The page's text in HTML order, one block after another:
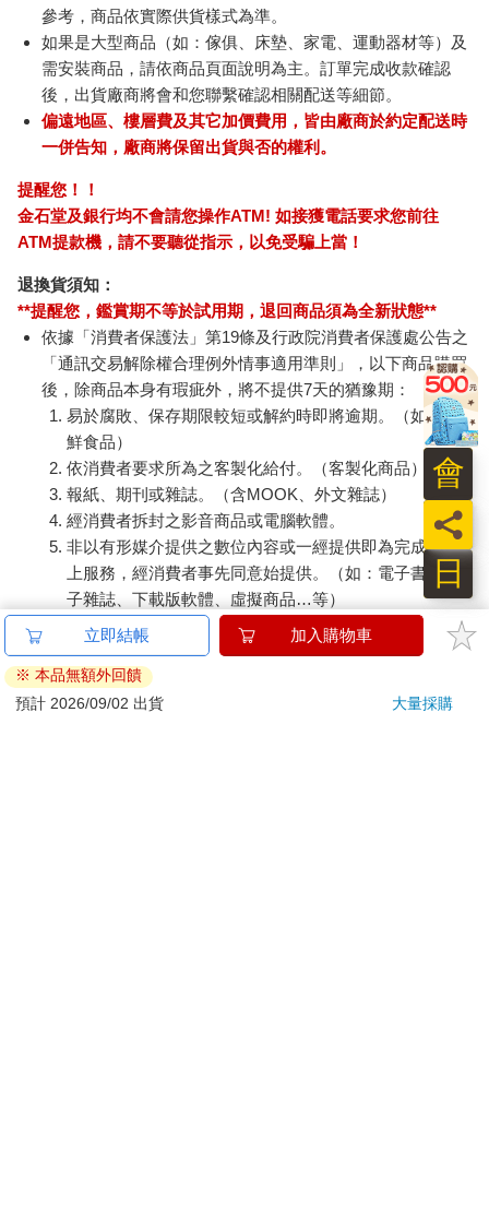
參考，商品依實際供貨樣式為準。
如果是大型商品（如：傢俱、床墊、家電、運動器材等）及
需安裝商品，請依商品頁面說明為主。訂單完成收款確認
後，出貨廠商將會和您聯繫確認相關配送等細節。
偏遠地區、樓層費及其它加價費用，皆由廠商於約定配送時
一併告知，廠商將保留出貨與否的權利。
提醒您！！
金石堂及銀行均不會請您操作ATM! 如接獲電話要求您前往
ATM提款機，請不要聽從指示，以免受騙上當！
退換貨須知：
**提醒您，鑑賞期不等於試用期，退回商品須為全新狀態**
依據「消費者保護法」第19條及行政院消費者保護處公告之
「通訊交易解除權合理例外情事適用準則」，以下商品購買
後，除商品本身有瑕疵外，將不提供7天的猶豫期：
易於腐敗、保存期限較短或解約時即將逾期。（如：生
鮮食品）
依消費者要求所為之客製化給付。（客製化商品）
報紙、期刊或雜誌。（含MOOK、外文雜誌）
經消費者拆封之影音商品或電腦軟體。
非以有形媒介提供之數位內容或一經提供即為完成之線
上服務，經消費者事先同意始提供。（如：電子書、電
子雜誌、下載版軟體、虛擬商品…等）
已拆封之個人衛生用品。（如：內衣褲、刮鬍刀、除毛
刀…等）
若非上列種類商品，均享有到貨7天的猶豫期（含例假
日）。
日
員
會